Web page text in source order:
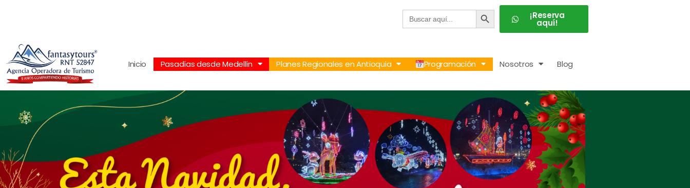
Buscar: BOTÓN DE BÚSQUEDA
¡Reserva
aquí!
Inicio Pasadías desde Medellín Planes Regionales en Antioquia Programación Nosotros Blog